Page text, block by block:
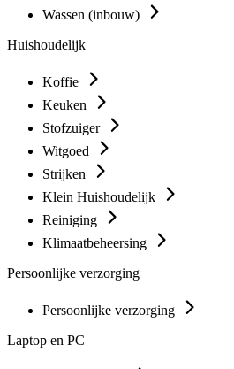
Wassen (inbouw)
Huishoudelijk
Koffie
Keuken
Stofzuiger
Witgoed
Strijken
Klein Huishoudelijk
Reiniging
Klimaatbeheersing
Persoonlijke verzorging
Persoonlijke verzorging
Laptop en PC